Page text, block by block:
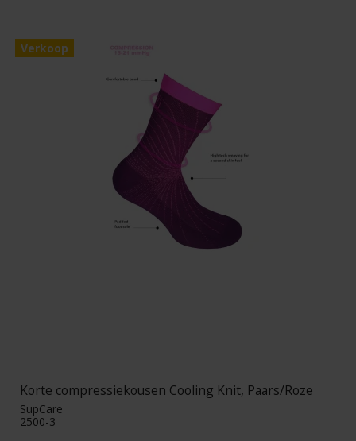
Verkoop
Korte compressiekousen Cooling Knit, Paars/Roze
SupCare
2500-3